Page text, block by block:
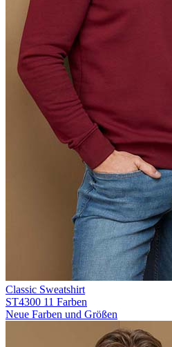
Classic Sweatshirt
ST4300 11 Farben
Neue Farben und Größen